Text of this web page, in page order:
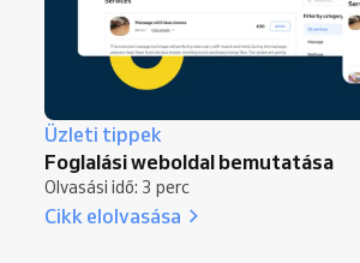
Üzleti tippek
Foglalási weboldal bemutatása
Olvasási idő: 3 perc
Cikk elolvasása